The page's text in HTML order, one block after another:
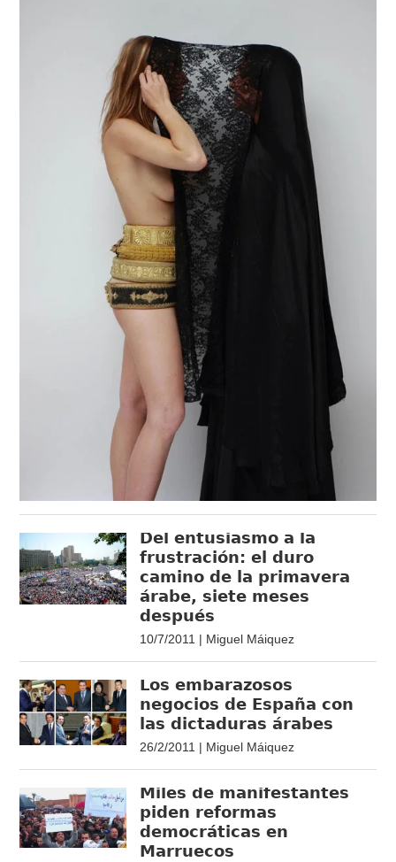
Del entusiasmo a la
frustración: el duro
camino de la primavera
árabe, siete meses
después
10/7/2011 | Miguel Máiquez
Los embarazosos
negocios de España con
las dictaduras árabes
26/2/2011 | Miguel Máiquez
Miles de manifestantes
piden reformas
democráticas en
Marruecos